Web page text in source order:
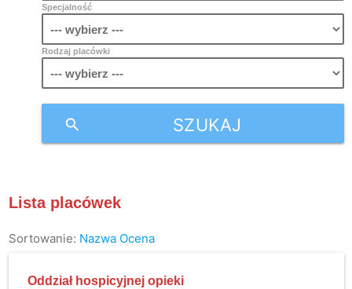
Specjalność
Rodzaj placówki
SZUKAJ
search
Lista placówek
Sortowanie: Nazwa Ocena
Oddział hospicyjnej opieki